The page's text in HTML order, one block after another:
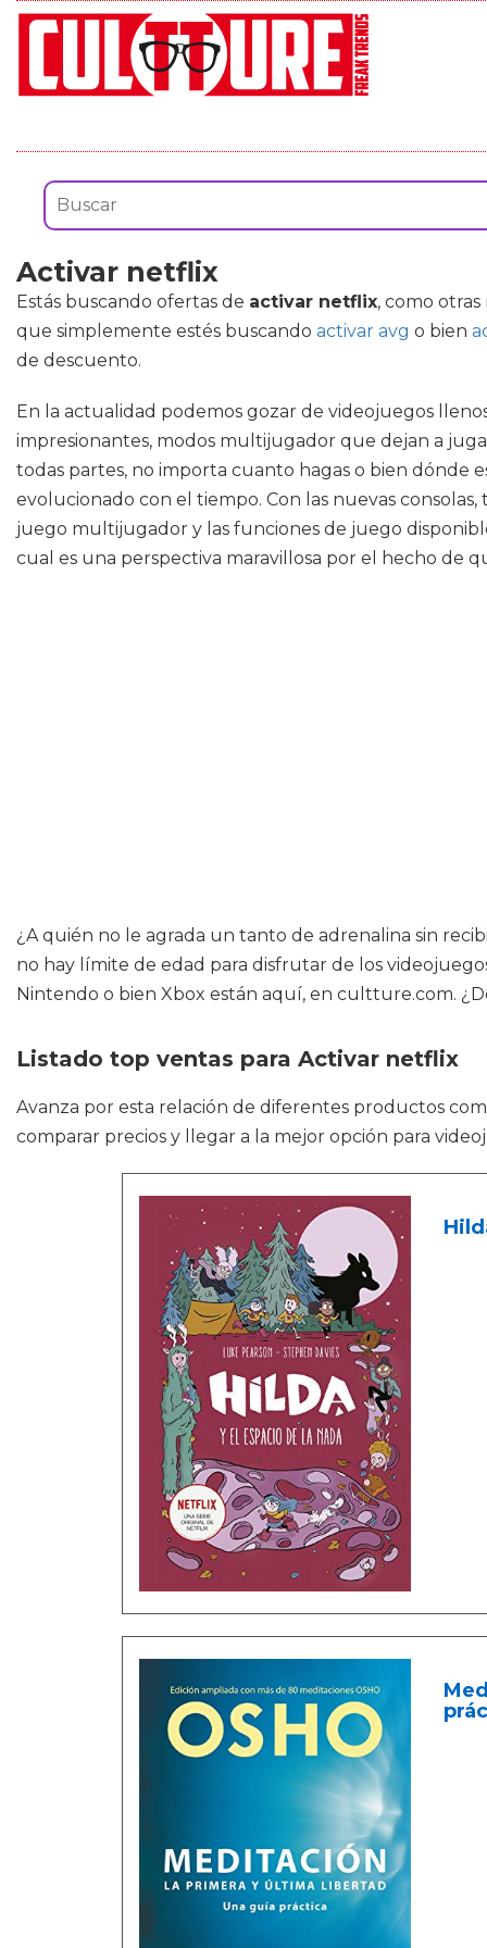
Activar netflix
Estás buscando ofertas de activar netflix, como
que simplemente estés buscando activar avg o bien
de descuento.
En la actualidad podemos gozar de videojuegos
impresionantes, modos multijugador que dejan a
todas partes, no importa cuanto hagas o bien dónde
evolucionado con el tiempo. Con las nuevas
juego multijugador y las funciones de juego
cual es una perspectiva maravillosa por el hecho de
¿A quién no le agrada un tanto de adrenalina sin
no hay límite de edad para disfrutar de los
Nintendo o bien Xbox están aquí, en cultture.com.
Listado top ventas para Activar netflix
Avanza por esta relación de diferentes productos
comparar precios y llegar a la mejor opción para